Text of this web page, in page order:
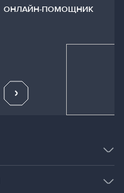
ОНЛАЙН-ПОМОЩНИК